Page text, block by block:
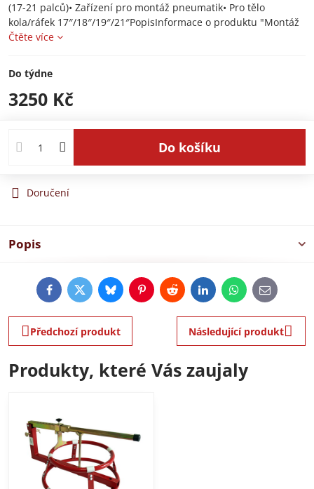
(17-21 palců)• Zařízení pro montáž pneumatik• Pro tělo
kola/ráfek 17″/18″/19″/21″PopisInformace o produktu "Montáž
Čtěte více
Do týdne
3250 Kč
Do košíku
Doručení
Popis
FacebookTwitterBlueskyPinterestRedditLinkedInWhatsApp
E-
mail
Předchozí produkt Následující produkt
Produkty, které Vás zaujaly